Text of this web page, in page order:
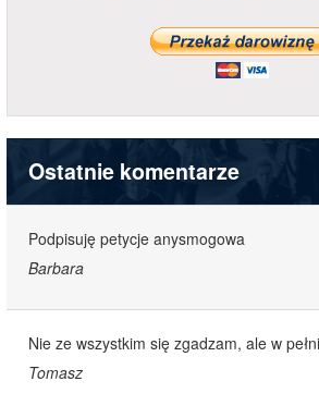
Ostatnie komentarze
Podpisuję petycje anysmogowa
Barbara
Nie ze wszystkim się zgadzam, ale w
Tomasz